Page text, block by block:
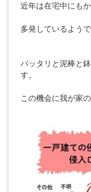
近年は在宅中にも
多発しているよう
バッタリと泥棒と
す。
この機会に我が家